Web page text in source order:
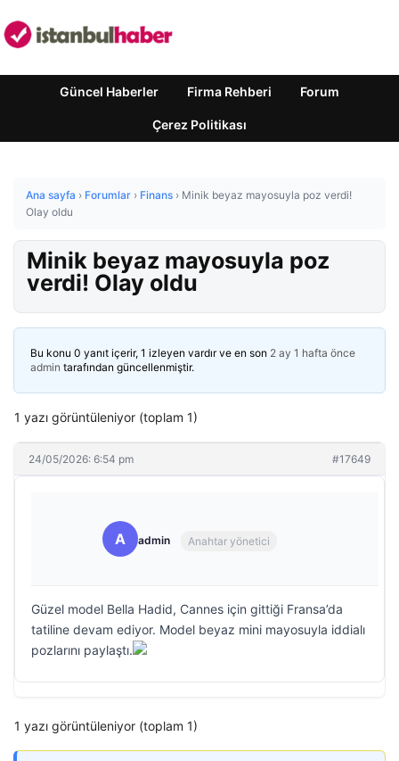
Güncel Haberler Firma Rehberi Forum
Çerez Politikası
Ana sayfa › Forumlar › Finans › Minik beyaz mayosuyla poz verdi!
Olay oldu
Minik beyaz mayosuyla poz
verdi! Olay oldu
Bu konu 0 yanıt içerir, 1 izleyen vardır ve en son 2 ay 1 hafta önce
admin tarafından güncellenmiştir.
1 yazı görüntüleniyor (toplam 1)
24/05/2026: 6:54 pm #17649
A admin Anahtar yönetici
Güzel model Bella Hadid, Cannes için gittiği Fransa’da
tatiline devam ediyor. Model beyaz mini mayosuyla iddialı
pozlarını paylaştı.
1 yazı görüntüleniyor (toplam 1)